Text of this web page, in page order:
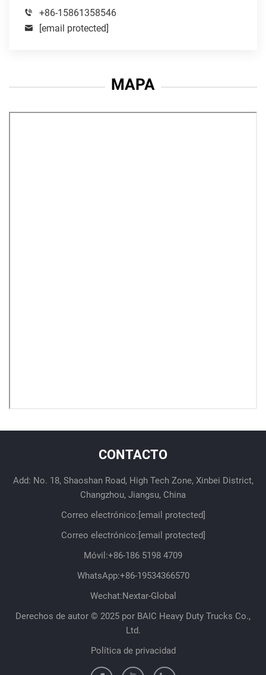
+86-15861358546
[email protected]
MAPA
CONTACTO
Add: No. 18, Shaoshan Road, High Tech Zone, Xinbei District,
Changzhou, Jiangsu, China
Correo electrónico:[email protected]
Correo electrónico:[email protected]
Móvil:+86-186 5198 4709
WhatsApp:+86-19534366570
Wechat:Nextar-Global
Derechos de autor © 2025 por BAIC Heavy Duty Trucks Co.,
Ltd.
Política de privacidad